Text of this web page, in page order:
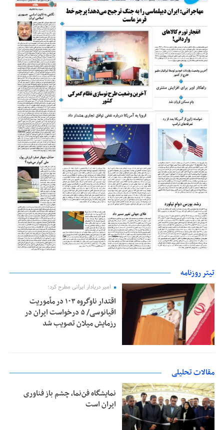
تیتر روزنامه
امیر دریادار ایرانی مطرح کرد؛
اقتدار ناوگروه ۱۰۳ در مأموریت‌
اقیانوسی/ ۵ درخواست ایران در
رزمایش میلان تصویب شد
مقالات تحلیلی
نمایشگاه فن‌نما، چشم باز فناوری
ایران است